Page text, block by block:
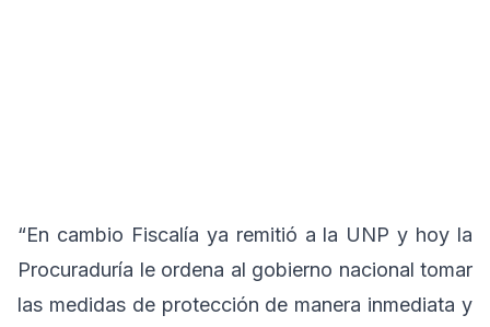
“En cambio Fiscalía ya remitió a la UNP y hoy la
Procuraduría le ordena al gobierno nacional tomar
las medidas de protección de manera inmediata y